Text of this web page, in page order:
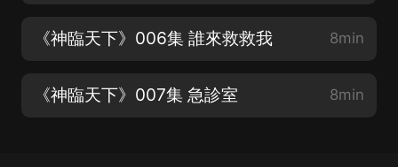
《神臨天下》006集 誰來救救我 8min
《神臨天下》007集 急診室 8min